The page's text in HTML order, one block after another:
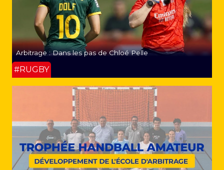
Arbitrage : Dans les pas de Chloé Pelle
#RUGBY